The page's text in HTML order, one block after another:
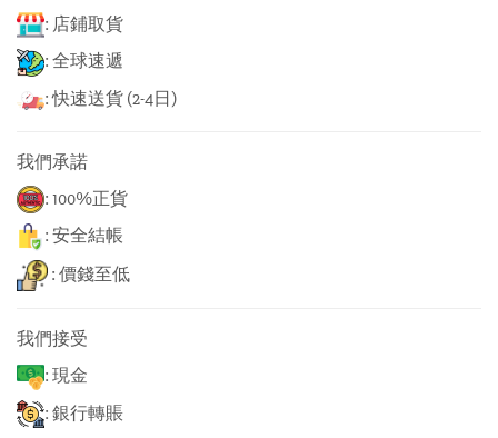
: 店鋪取貨
: 全球速遞
: 快速送貨 (2-4日)
我們承諾
: 100%正貨
: 安全結帳
: 價錢至低
我們接受
: 現金
: 銀行轉賬